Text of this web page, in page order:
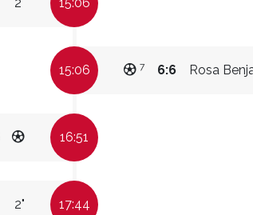
15:06 Rosa
6:6
7
16:51
2" 17:44